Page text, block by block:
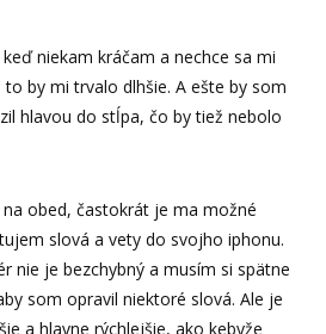
niekam kráčam a nechce sa mi
by mi trvalo dlhšie. A ešte by som
hlavou do stĺpa, čo by tiež nebolo
obed, častokrát je ma možné
slová a vety do svojho iphonu.
nie je bezchybný a musím si spätne
som opravil niektoré slová. Ale je
a hlavne rýchlejšie, ako kebyže